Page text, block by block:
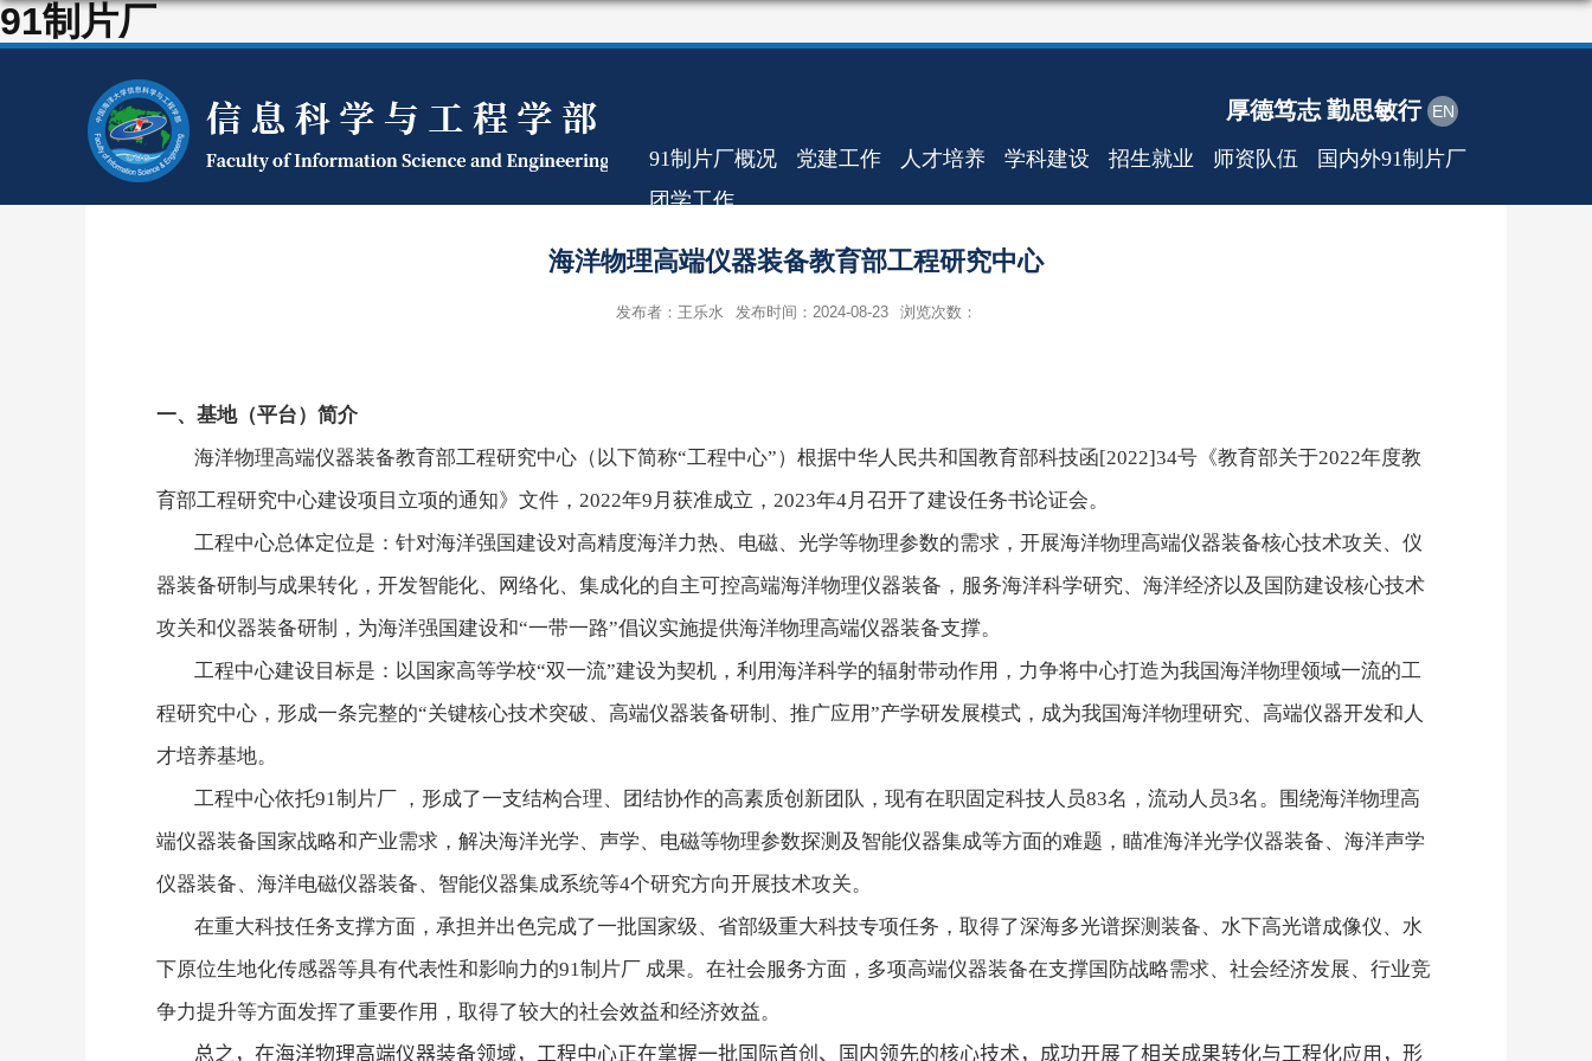
91制片厂
厚德笃志 勤思敏行 EN
91制片厂概况 党建工作 人才培养 学科建设 招生就业 师资队伍
国内外91制片厂
团学工作
海洋物理高端仪器装备教育部工程研究中心
发布者：王乐水 发布时间：2024-08-23 浏览次数：
一、基地（平台）简介
海洋物理高端仪器装备教育部工程研究中心（以下简称“工程中心”）根据中华人民共和国教育部科技函[2022]34号《教育部关于2022年度教
育部工程研究中心建设项目立项的通知》文件， 2022年9 月获准成立， 2023年4月召开了建设任务书论证会。
工程中心总体定位是：针对海洋强国建设对高精度海洋力热、电磁、光学等物理参数的需求，开展海洋物理高端仪器装备核心技术攻关、仪
器装备研制与成果转化，开发智能化、网络化、集成化的自主可控高端海洋物理仪器装备，服务海洋科学研究、海洋经济以及国防建设核心技术
攻关和仪器装备研制，为海洋强国建设和“一带一路”倡议实施提供海洋物理高端仪器装备支撑。
工程中心建设目标是：以国家高等学校“双一流”建设为契机，利用海洋科学的辐射带动作用，力争将中心打造为我国海洋物理领域一流的工
程研究中心，形成一条完整的“关键核心技术突破、高端仪器装备研制、推广应用”产学研发展模式，成为我国海洋物理研究、高端仪器开发和人
才培养基地。
工程中心依托91制片厂 ，形成了一支结构合理、团结协作的高素质创新团队，现有在职固定科技人员83名，流动人员3名。围绕海洋物理高
端仪器装备国家战略和产业需求，解决海洋光学、声学、电磁等物理参数探测及智能仪器集成等方面的难题，瞄准海洋光学仪器装备、海洋声学
仪器装备、海洋电磁仪器装备、智能仪器集成系统等4个研究方向开展技术攻关。
在重大科技任务支撑方面，承担并出色完成了一批国家级、省部级重大科技专项任务，取得了深海多光谱探测装备、水下高光谱成像仪、水
下原位生地化传感器等具有代表性和影响力的91制片厂 成果。在社会服务方面，多项高端仪器装备在支撑国防战略需求、社会经济发展、行业竞
争力提升等方面发挥了重要作用，取得了较大的社会效益和经济效益。
总之，在海洋物理高端仪器装备领域，工程中心正在掌握一批国际首创、国内领先的核心技术，成功开展了相关成果转化与工程化应用，形